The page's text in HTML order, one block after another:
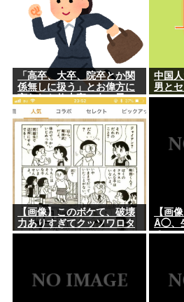
「高卒、大卒、院卒とか関
係無しに扱う」とお偉方に
言われた修士卒の女の子
が...
中国
男と
【画像】このボケて、破壊
力ありすぎてクッソワロタ
www
【画
Å◯、
る